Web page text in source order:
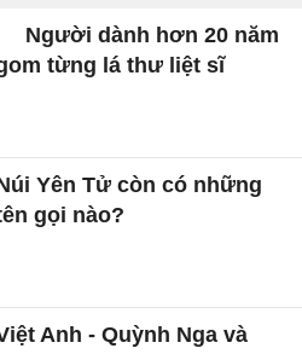
Người dành hơn 20 năm
từng lá thư liệt sĩ
Yên Tử còn có những
gọi nào?
Anh - Quỳnh Nga và